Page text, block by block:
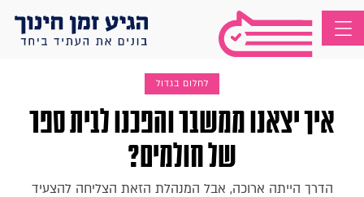
לחלום בגדול
איך יצאנו ממשבר והפכנו לבית ספר
של חולמים?
הדרך הייתה ארוכה, אבל המנהלת הזאת הצליחה להצעיד